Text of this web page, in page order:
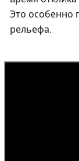
Это особенно
рельефа.